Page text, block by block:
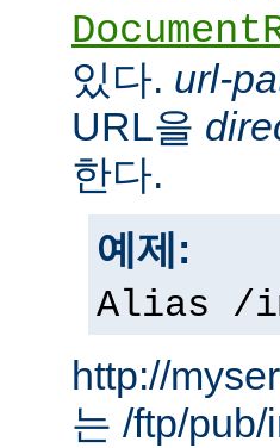
있다. url-
URL을
한다.
예제:
Alias /
http://
는 /ftp/